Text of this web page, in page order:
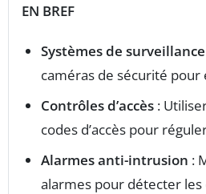
EN BREF
Systèmes de surveillance
caméras de sécurité
Contrôles d’accès :
codes d’accès pour
Alarmes anti-intrusion :
alarmes pour détecter